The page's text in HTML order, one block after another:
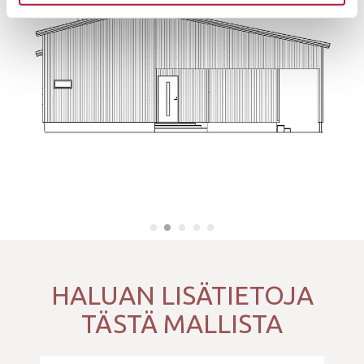
HALUAN LISÄTIETOJA
TÄSTÄ MALLISTA